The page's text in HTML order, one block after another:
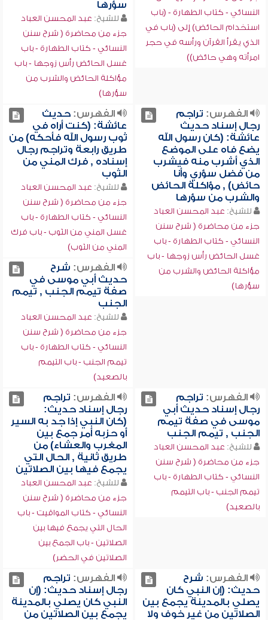
النسائي - كتاب الطهارة - (باب
استخدام الحائض) إلى (باب في
الذي يقرأ القرآن ورأسه في حجر
امرأته وهي حائض))
سؤرها
للشيخ: عبد المحسن العباد
جزء من محاضرة ( شرح سنن
النسائي - كتاب الطهارة - باب
غسل الحائض رأس زوجها - باب
مؤاكلة الحائض والشرب من
سؤرها)
الفهرس: تراجم
رجال إسناد حديث
عائشة: (كان رسول الله
يضع فاه على الموضع
الذي أشرب منه فيشرب
من فضل سؤري وأنا
حائض) , مؤاكلة الحائض
والشرب من سؤرها
للشيخ: عبد المحسن العباد
جزء من محاضرة ( شرح سنن
النسائي - كتاب الطهارة - باب
غسل الحائض رأس زوجها - باب
مؤاكلة الحائض والشرب من
سؤرها)
الفهرس:حديث
عائشة: (كنت أراه في
ثوب رسول الله فأحكه) من
طريق رابعة وتراجم رجال
إسناده , فرك المني من
الثوب
للشيخ: عبد المحسن العباد
جزء من محاضرة ( شرح سنن
النسائي - كتاب الطهارة - باب
غسل المني من الثوب - باب فرك
المني من الثوب)
الفهرس: شرح
حديث أبي موسى في
صفة تيمم الجنب , تيمم
الجنب
للشيخ: عبد المحسن العباد
جزء من محاضرة ( شرح سنن
النسائي - كتاب الطهارة - باب
تيمم الجنب - باب التيمم
بالصعيد)
الفهرس: تراجم
رجال إسناد حديث أبي
موسى في صفة تيمم
الجنب , تيمم الجنب
للشيخ: عبد المحسن العباد
جزء من محاضرة ( شرح سنن
النسائي - كتاب الطهارة - باب
تيمم الجنب - باب التيمم
بالصعيد)
الفهرس: تراجم
رجال إسناد حديث:
(كان النبي إذا جد به السير
أو حزبه أمر جمع بين
المغرب والعشاء) من
طريق ثانية , الحال التي
يجمع فيها بين الصلاتين
للشيخ: عبد المحسن العباد
جزء من محاضرة ( شرح سنن
النسائي - كتاب المواقيت - باب
الحال التي يجمع فيها بين
الصلاتين - باب الجمع بين
الصلاتين في الحضر)
الفهرس: شرح
حديث: (إن النبي كان
يصلي بالمدينة يجمع بين
الصلاتين من غير خوف ولا
الفهرس: تراجم
رجال إسناد حديث: (إن
النبي كان يصلي بالمدينة
يجمع بين الصلاتين من